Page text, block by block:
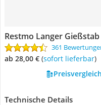
Restmo Langer Gießstab
361
ab 28,00 € ( Sofort lieferbar)
Technische Details